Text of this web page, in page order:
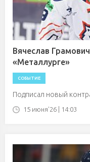
Вячеслав
«Металлурге»
СОБЫТИЕ
Подписал новый
15 июня'26 | 14:03